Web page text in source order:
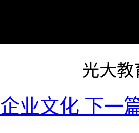
光大教
企业文化 下一